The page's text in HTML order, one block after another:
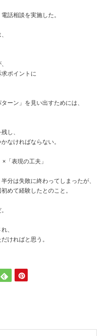
話相談を実施した。
ポイントに
ーン」を見い出すためには、
し、
なければならない。
「表現の工夫」
分は失敗に終わってしまったが、
めて経験したとのこと。
、
ければと思う。